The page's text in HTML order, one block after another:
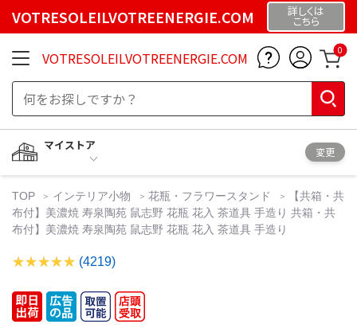
VOTRESOLEILVOTREENERGIE.COM 詳しくは
こちら
VOTRESOLEILVOTREENERGIE.COM 0
マイストア
変更
TOP インテリア小物 花瓶・フラワースタンド
【共箱・共
布付】美濃焼 寿泉陶苑 鼠志野 花瓶 花入 茶道具 手造り 共箱・共
布付】美濃焼 寿泉陶苑 鼠志野 花瓶 花入 茶道具 手造り
(4219)